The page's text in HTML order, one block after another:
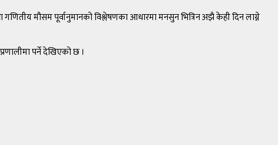
मौसम पूर्वानुमानको विश्लेषणका आधारमा मनसुन भित्रिन अझै केही दिन लाग्ने
पर्ने देखिएको छ ।